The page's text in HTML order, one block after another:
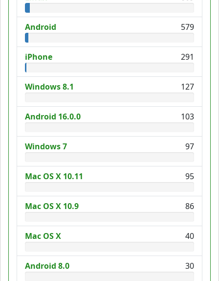
Android 579
iPhone 291
Windows 8.1 127
Android 16.0.0 103
Windows 7 97
Mac OS X 10.11 95
Mac OS X 10.9 86
Mac OS X 40
Android 8.0 30